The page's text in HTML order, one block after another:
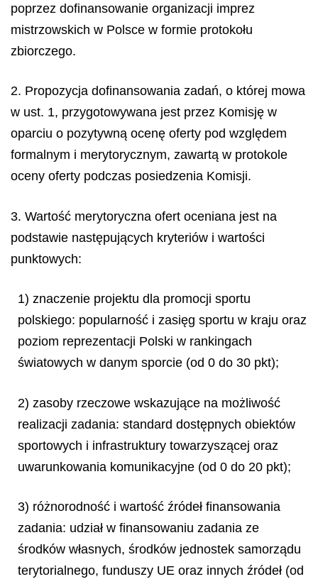
poprzez dofinansowanie organizacji imprez
mistrzowskich w Polsce w formie protokołu
zbiorczego.
2. Propozycja dofinansowania zadań, o której mowa
w ust. 1, przygotowywana jest przez Komisję w
oparciu o pozytywną ocenę oferty pod względem
formalnym i merytorycznym, zawartą w protokole
oceny oferty podczas posiedzenia Komisji.
3. Wartość merytoryczna ofert oceniana jest na
podstawie następujących kryteriów i wartości
punktowych:
1) znaczenie projektu dla promocji sportu
polskiego: popularność i zasięg sportu w kraju oraz
poziom reprezentacji Polski w rankingach
światowych w danym sporcie (od 0 do 30 pkt);
2) zasoby rzeczowe wskazujące na możliwość
realizacji zadania: standard dostępnych obiektów
sportowych i infrastruktury towarzyszącej oraz
uwarunkowania komunikacyjne (od 0 do 20 pkt);
3) różnorodność i wartość źródeł finansowania
zadania: udział w finansowaniu zadania ze
środków własnych, środków jednostek samorządu
terytorialnego, funduszy UE oraz innych źródeł (od